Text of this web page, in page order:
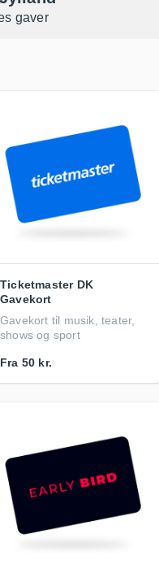
gaver
Ticketmaster DK
Gavekort
Gavekort til musik, teater,
shows og sport
Fra 50 kr.